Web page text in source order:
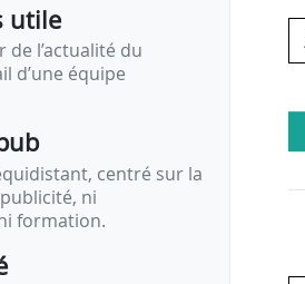
salariés ou moins :
utile
de l’actualité du
d’une équipe
centré sur la
ni
formation.